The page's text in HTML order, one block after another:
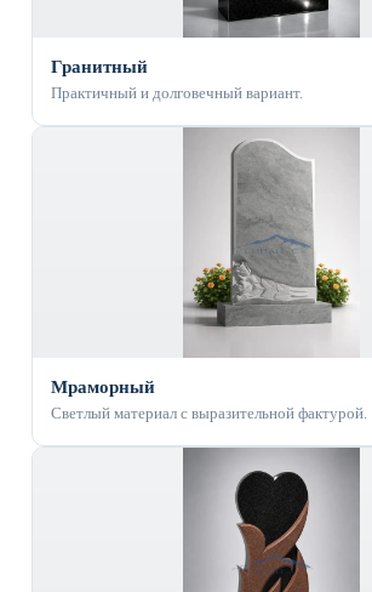
Гранитный
Практичный и долговечный вариант.
Мраморный
Светлый материал с выразительной фактурой.